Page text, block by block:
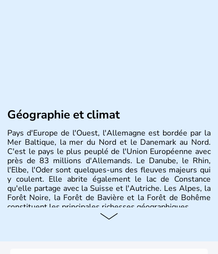
Géographie et climat
Pays d'Europe de l'Ouest, l'Allemagne est bordée par la
Mer Baltique, la mer du Nord et le Danemark au Nord.
C'est le pays le plus peuplé de l'Union Européenne avec
près de 83 millions d'Allemands. Le Danube, le Rhin,
l'Elbe, l'Oder sont quelques-uns des fleuves majeurs qui
y coulent. Elle abrite également le lac de Constance
qu'elle partage avec la Suisse et l'Autriche. Les Alpes, la
Forêt Noire, la Forêt de Bavière et la Forêt de Bohême
constituent les principales richesses géographiques.